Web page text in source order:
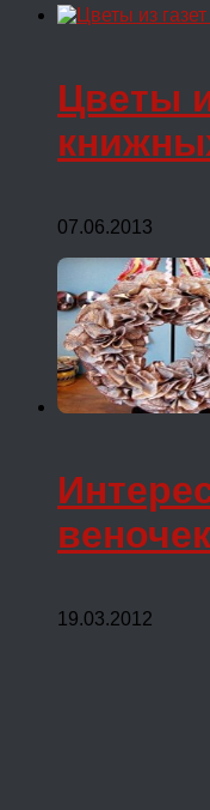
Цветы
07.06.2013
веночек
19.03.2012